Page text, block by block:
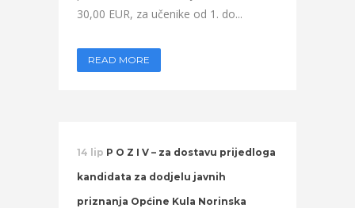
30,00 EUR, za učenike od 1. do...
READ MORE
14 lip P O Z I V – za dostavu prijedloga
kandidata za dodjelu javnih
priznanja Općine Kula Norinska